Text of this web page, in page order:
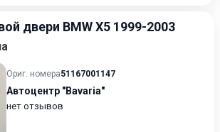
двери BMW X5 1999-2003
Ориг. номера51167001147
Автоцентр "Bavaria"
нет отзывов